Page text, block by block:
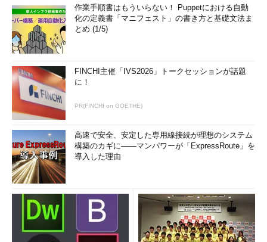
作業手順書はもういらない！ Puppetにおける自動
化の定義書「マニフェスト」の書き方と基礎文法ま
とめ (1/5)
FINCHI主催「IVS2026」トークセッションが話題
に！
PR(FINCHI on GOETHE)
高速で安全、安定した専用線接続が理想のシステム
構築のカギに――マンパワーが「ExpressRoute」を
導入した理由